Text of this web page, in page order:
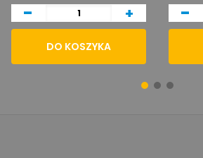
- +
DO KOSZYKA
-